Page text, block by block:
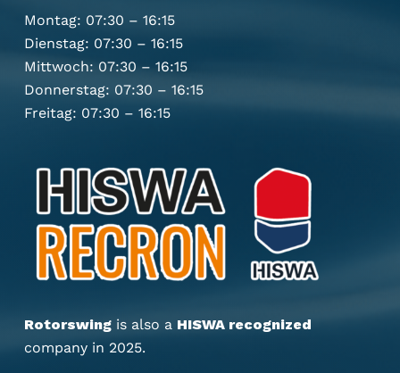
Montag: 07:30 – 16:15
Dienstag: 07:30 – 16:15
Mittwoch: 07:30 – 16:15
Donnerstag: 07:30 – 16:15
Freitag: 07:30 – 16:15
Rotorswingis also a HISWA recognized
company in 2025.